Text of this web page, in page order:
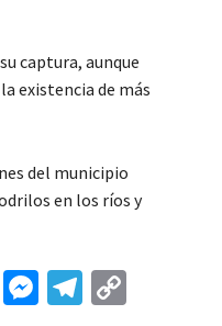
captura, aunque
existencia de más
del municipio
en los ríos y
G
M Te